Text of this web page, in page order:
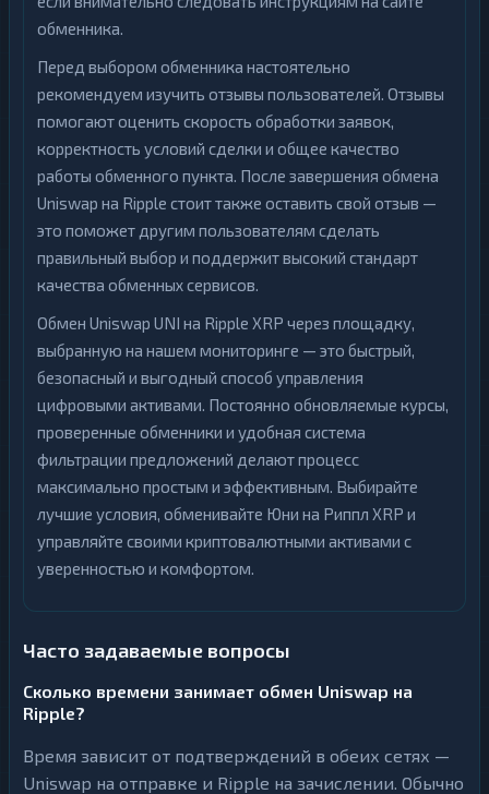
обменника.
Перед выбором обменника настоятельно
рекомендуем изучить отзывы пользователей. Отзывы
помогают оценить скорость обработки заявок,
корректность условий сделки и общее качество
работы обменного пункта. После завершения обмена
Uniswap на Ripple стоит также оставить свой отзыв —
это поможет другим пользователям сделать
правильный выбор и поддержит высокий стандарт
качества обменных сервисов.
Обмен Uniswap UNI на Ripple XRP через площадку,
выбранную на нашем мониторинге — это быстрый,
безопасный и выгодный способ управления
цифровыми активами. Постоянно обновляемые курсы,
проверенные обменники и удобная система
фильтрации предложений делают процесс
максимально простым и эффективным. Выбирайте
лучшие условия, обменивайте Юни на Риппл XRP и
управляйте своими криптовалютными активами с
уверенностью и комфортом.
Часто задаваемые вопросы
Сколько времени занимает обмен Uniswap на
Ripple?
Время зависит от подтверждений в обеих сетях —
Uniswap на отправке и Ripple на зачислении. Обычно